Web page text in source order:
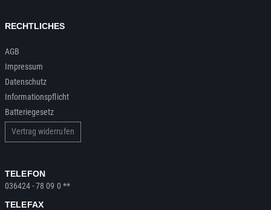
RECHTLICHES
AGB
Impressum
Datenschutz
Informationspflicht
Batteriegesetz
Vertrag widerrufen
TELEFON
036424 - 78 09 0 **
TELEFAX